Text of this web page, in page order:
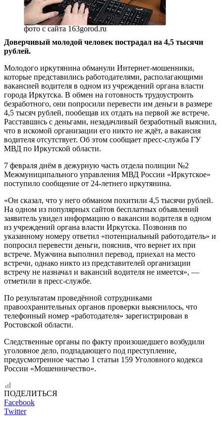
фото с сайта 163gorod.ru
Доверчивый молодой человек пострадал на 4,5 тысячи
рублей.
Молодого иркутянина обманули Интернет-мошенники,
которые представились работодателями, располагающими
вакансией водителя в одном из учреждений органа власти
города Иркутска. В обмен на готовность трудоустроить
безработного, они попросили перевести им деньги в размере
4,5 тысяч рублей, пообещав их отдать на первой же встрече.
Расставшись с деньгами, незадачливый безработный выяснил,
что в искомой организации его никто не ждёт, а вакансия
водителя отсутствует. Об этом сообщает пресс-служба ГУ
МВД по Иркутской области.
7 февраля днём в дежурную часть отдела полиции №2
Межмуниципального управления МВД России «Иркутское»
поступило сообщение от 24-летнего иркутянина.
«Он сказал, что у него обманом похитили 4,5 тысячи рублей.
На одном из популярных сайтов бесплатных объявлений
заявитель увидел информацию о вакансии водителя в одном
из учреждений органа власти Иркутска. Позвонив по
указанному номеру ответил «потенциальный работодатель» и
попросил перевести деньги, пояснив, что вернет их при
встрече. Мужчина выполнил перевод, приехал на место
встречи, однако никто из представителей организации
встречу не назначал и вакансий водителя не имеется», —
отметили в пресс-службе.
По результатам проведённой сотрудниками
правоохранительных органов проверки выяснилось, что
телефонный номер «работодателя» зарегистрирован в
Ростовской области.
Следственные органы по факту произошедшего возбудили
уголовное дело, подпадающего под преступление,
предусмотренное частью 1 статьи 159 Уголовного кодекса
России «Мошенничество».
ПОДЕЛИТЬСЯ
Facebook
Twitter